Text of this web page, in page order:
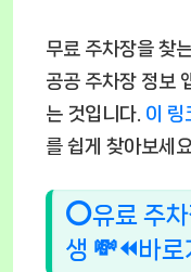
무료 주차장을 찾
공공 주차장 정보
는 것입니다. 이 링
를 쉽게 찾아보세
⭕유료 주
생 💸⏪바